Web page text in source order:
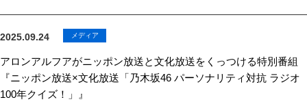
2025.09.24 メディア
アロンアルフアがニッポン放送と文化放送をくっつける特別番組
『ニッポン放送×文化放送「乃木坂46 パーソナリティ対抗 ラジオ
100年クイズ！」』